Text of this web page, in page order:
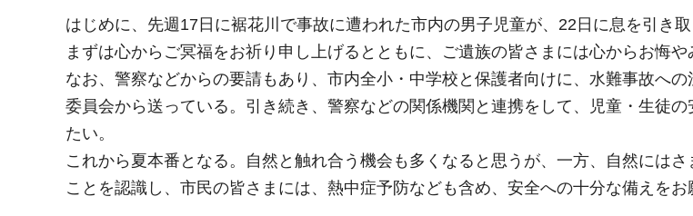
はじめに、先週17日に裾花川で事故に遭われた市内の男子児童が、22日に息を引き取
まずは心からご冥福をお祈り申し上げるとともに、ご遺族の皆さまには心からお悔や
なお、警察などからの要請もあり、市内全小・中学校と保護者向けに、水難事故へ
委員会から送っている。引き続き、警察などの関係機関と連携をして、児童・生徒の
たい。
これから夏本番となる。自然と触れ合う機会も多くなると思うが、一方、自然には
ことを認識し、市民の皆さまには、熱中症予防なども含め、安全への十分な備えをお